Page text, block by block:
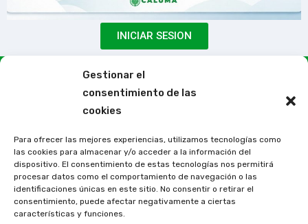
Gestionar el
consentimiento de las
cookies
Para ofrecer las mejores experiencias, utilizamos tecnologías como
las cookies para almacenar y/o acceder a la información del
dispositivo. El consentimiento de estas tecnologías nos permitirá
procesar datos como el comportamiento de navegación o las
identificaciones únicas en este sitio. No consentir o retirar el
consentimiento, puede afectar negativamente a ciertas
características y funciones.
INICIAR SESION
Copyright © Desarrollado por